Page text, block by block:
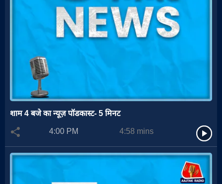
शाम 4 बजे का न्यूज़ पॉडकास्ट- 5 मिनट
4:00 PM
4:58 mins